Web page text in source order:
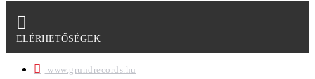
ELÉRHETŐSÉGEK
www.grundrecords.hu